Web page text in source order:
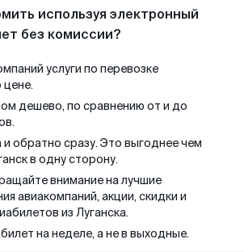
используя электронный
без комиссии?
услуги по перевозке
цене.
дешево, по сравнению от и до
и обратно сразу. Это выгоднее чем
в одну сторону.
внимание на лучшие
авиакомпаний, акции, скидки и
из Луганска.
на неделе, а не в выходные.